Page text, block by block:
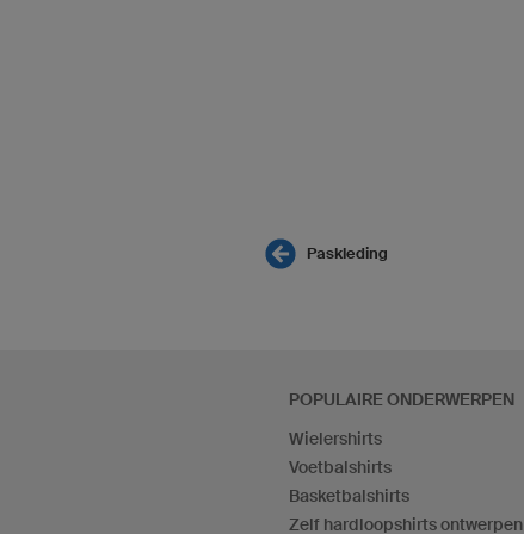
Paskleding
POPULAIRE ONDERWERPEN
Wielershirts
Voetbalshirts
Basketbalshirts
Zelf hardloopshirts ontwerpen